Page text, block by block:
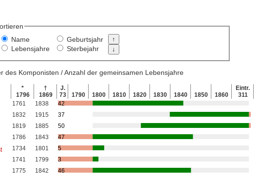
Name
Lebensjahre
Geburtsjahr
Sterbejahr
des Komponisten / Anzahl der gemeinsamen Lebensjahre
*
1796
†
1869
J.
73
1790 1800 1810 1820 1830 1840 1850 1860
Eintr.
311
1761 1838
42
1832 1915
37
1819 1885
50
1786 1843
47
1734 1801
5
1741 1799
3
1775 1842
46